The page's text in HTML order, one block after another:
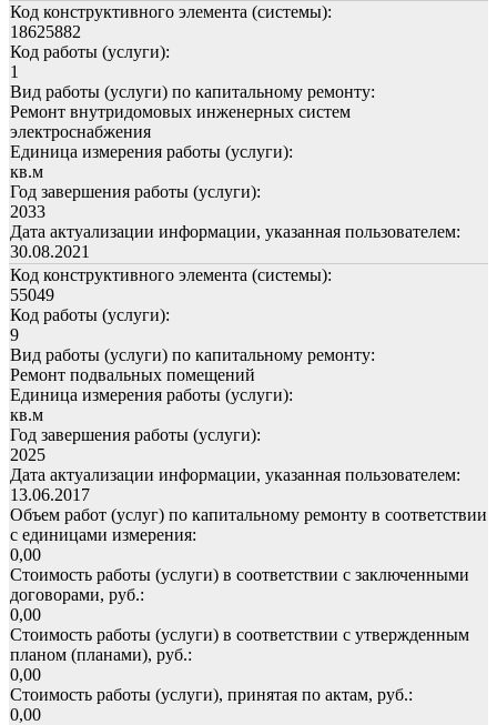
Код конструктивного элемента (системы):
18625882
Код работы (услуги):
1
Вид работы (услуги) по капитальному ремонту:
Ремонт внутридомовых инженерных систем
электроснабжения
Единица измерения работы (услуги):
кв.м
Год завершения работы (услуги):
2033
Дата актуализации информации, указанная пользователем:
30.08.2021
Код конструктивного элемента (системы):
55049
Код работы (услуги):
9
Вид работы (услуги) по капитальному ремонту:
Ремонт подвальных помещений
Единица измерения работы (услуги):
кв.м
Год завершения работы (услуги):
2025
Дата актуализации информации, указанная пользователем:
13.06.2017
Объем работ (услуг) по капитальному ремонту в соответствии
с единицами измерения:
0,00
Стоимость работы (услуги) в соответствии с заключенными
договорами, руб.:
0,00
Стоимость работы (услуги) в соответствии с утвержденным
планом (планами), руб.:
0,00
Стоимость работы (услуги), принятая по актам, руб.:
0,00